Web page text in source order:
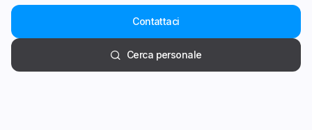
Contattaci
Cerca personale